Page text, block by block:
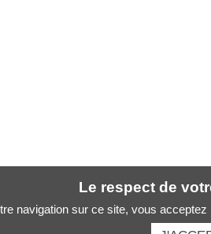
Le respect de
navigation sur ce site, vous